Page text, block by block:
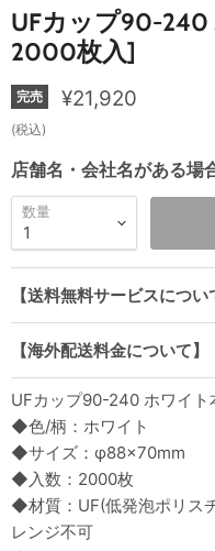
UFカップ90-
2000枚入]
完売 現在の価格
¥21,920
(税込)
店舗名・会社名がある場
数量
【送料無料サービスについ
【海外配送料金について】
UFカップ90-240 ホワイ
◆色/柄：ホワイト
◆サイズ：φ88×70mm
◆入数：2000枚
◆材質：UF(低発泡ポリス
レンジ不可